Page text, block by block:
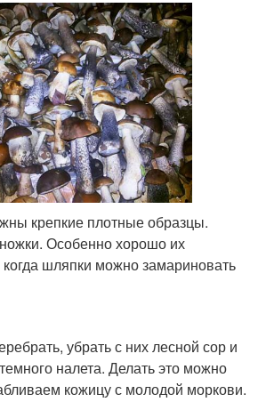
крепкие плотные образцы.
Особенно хорошо их
когда шляпки можно замариновать
убрать с них лесной сор и
налета. Делать это можно
кожицу с молодой моркови.